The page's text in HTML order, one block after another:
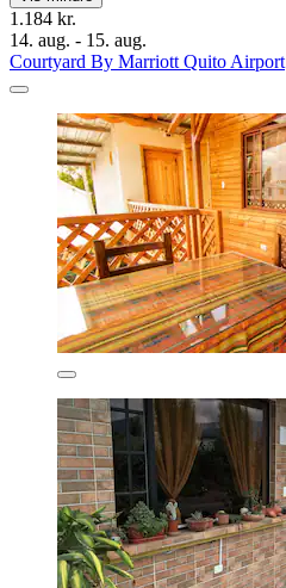
1.184 kr.
14. aug. - 15. aug.
Courtyard By Marriott Quito Airport